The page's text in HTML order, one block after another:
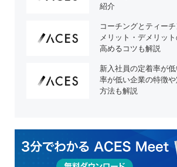
紹介
コーチングとティー
メリット・デメリッ
高めるコツも解説
新入社員の定着率が
率が低い企業の特徴
方法も解説